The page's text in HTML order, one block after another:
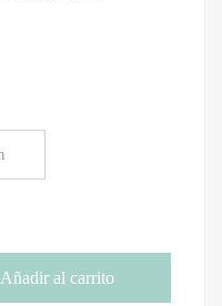
Añadir al carrito